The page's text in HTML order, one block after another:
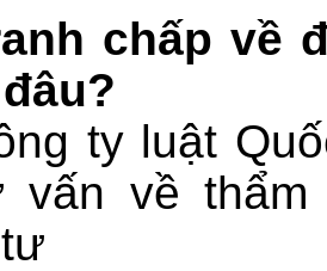
chấp về
ty luật
vấn về